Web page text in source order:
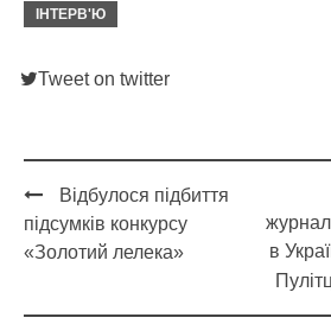
ІНТЕРВ'Ю
Tweet on twitter
Post
navigation
Відбулося підбиття
підсумків конкурсу
«Золотий лелека»
в